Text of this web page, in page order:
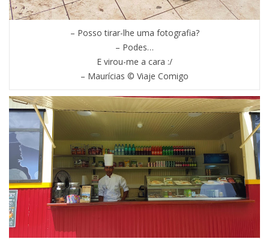
– Posso tirar-lhe uma fotografia?
– Podes…
E virou-me a cara :/
– Maurícias © Viaje Comigo